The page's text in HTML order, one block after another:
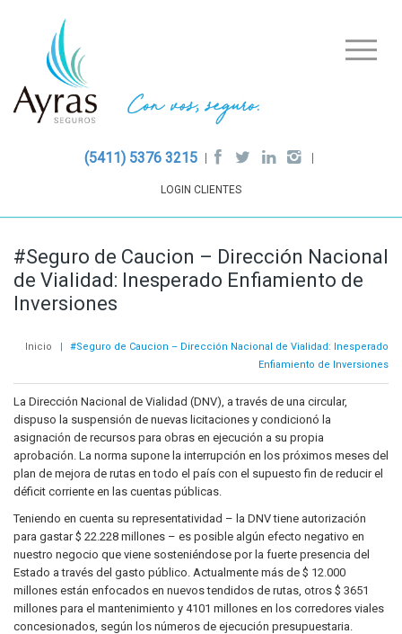
(5411) 5376 3215
LOGIN CLIENTES
#Seguro de Caucion – Dirección Nacional
de Vialidad: Inesperado Enfiamiento de
Inversiones
Inicio |
#Seguro de Caucion – Dirección Nacional de Vialidad: Inesperado
Enfiamiento de Inversiones
La Dirección Nacional de Vialidad (DNV), a través de una circular,
dispuso la suspensión de nuevas licitaciones y condicionó la
asignación de recursos para obras en ejecución a su propia
aprobación. La norma supone la interrupción en los próximos meses del
plan de mejora de rutas en todo el país con el supuesto fin de reducir el
déficit corriente en las cuentas públicas.
Teniendo en cuenta su representatividad – la DNV tiene autorización
para gastar $ 22.228 millones – es posible algún efecto negativo en
nuestro negocio que viene sosteniéndose por la fuerte presencia del
Estado a través del gasto público. Actualmente más de $ 12.000
millones están enfocados en nuevos tendidos de rutas, otros $ 3651
millones para el mantenimiento y 4101 millones en los corredores viales
concesionados, según los números de ejecución presupuestaria.